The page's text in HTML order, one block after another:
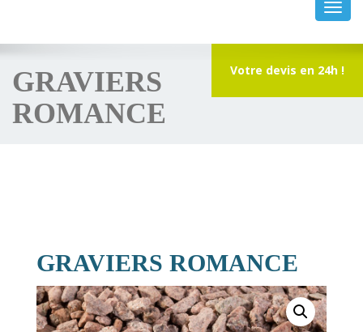
Votre devis en 24h !
GRAVIERS
ROMANCE
GRAVIERS ROMANCE